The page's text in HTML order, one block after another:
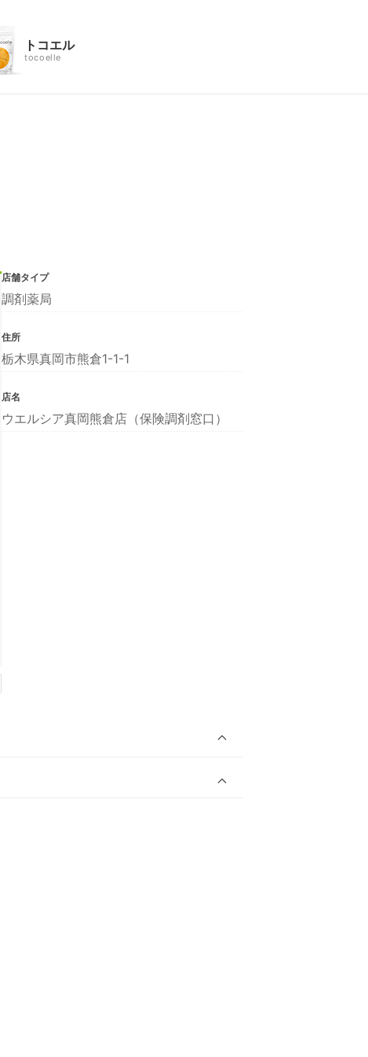
トコエル
tocoelle
店舗タイプ
調剤薬局
住所
栃木県真岡市熊倉1-1-1
店名
ウエルシア真岡熊倉店（保険調剤窓口）